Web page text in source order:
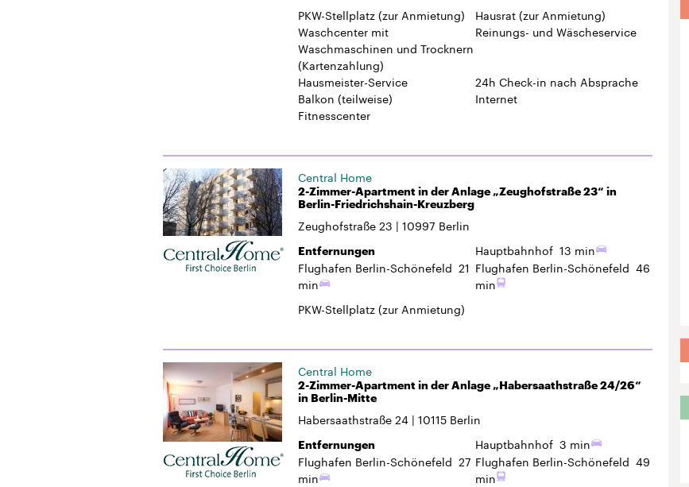
PKW-Stellplatz(zur Anmietung) Hausrat(zur Anmietung)
Waschcenter mit
Waschmaschinen und Trocknern
(Kartenzahlung)
Reinungs- und Wäscheservice
Hausmeister-Service 24h Check-in nach Absprache
Balkon (teilweise)
Internet
Fitnesscenter
Central Home
2-Zimmer-Apartment in der Anlage „Zeughofstraße 23“ in
Berlin-Friedrichshain-Kreuzberg
Zeughofstraße 23 10997 Berlin
Entfernungen Hauptbahnhof 13 min
Flughafen Berlin-Schönefeld 21
min
Flughafen Berlin-Schönefeld 46
min
PKW-Stellplatz(zur Anmietung)
Central Home
2-Zimmer-Apartment in der Anlage „Habersaathstraße 24/26“
in Berlin-Mitte
Habersaathstraße 24 10115 Berlin
Entfernungen Hauptbahnhof 3 min
Flughafen Berlin-Schönefeld 27
min
Flughafen Berlin-Schönefeld 49
min